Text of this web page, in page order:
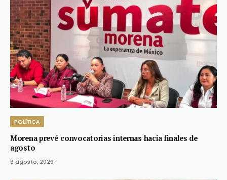
POLÍTICA
Morena prevé convocatorias internas hacia finales de
agosto
6 agosto, 2026